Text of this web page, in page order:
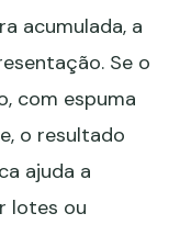
acumulada, a
Se o
com espuma
o resultado
ajuda a
lotes ou